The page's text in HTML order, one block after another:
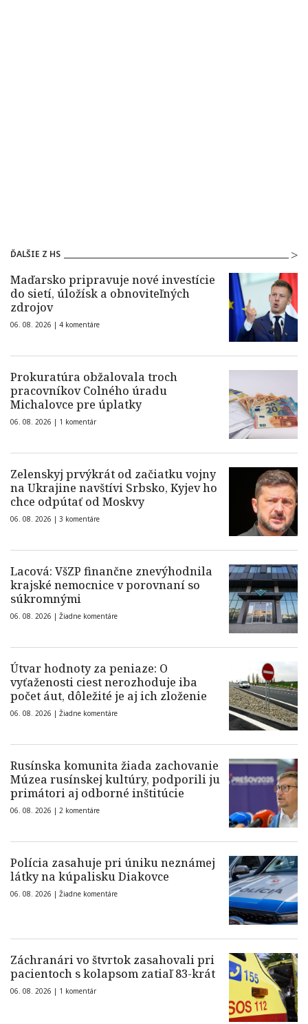
ĎALŠIE Z HS
Maďarsko pripravuje nové investície
do sietí, úložísk a obnoviteľných
zdrojov
06. 08. 2026 | 4 komentáre
Prokuratúra obžalovala troch
pracovníkov Colného úradu
Michalovce pre úplatky
06. 08. 2026 | 1 komentár
Zelenskyj prvýkrát od začiatku vojny
na Ukrajine navštívi Srbsko, Kyjev ho
chce odpútať od Moskvy
06. 08. 2026 | 3 komentáre
Lacová: VšZP finančne znevýhodnila
krajské nemocnice v porovnaní so
súkromnými
06. 08. 2026 | Žiadne komentáre
Útvar hodnoty za peniaze: O
vyťaženosti ciest nerozhoduje iba
počet áut, dôležité je aj ich zloženie
06. 08. 2026 | Žiadne komentáre
Rusínska komunita žiada zachovanie
Múzea rusínskej kultúry, podporili ju
primátori aj odborné inštitúcie
06. 08. 2026 | 2 komentáre
Polícia zasahuje pri úniku neznámej
látky na kúpalisku Diakovce
06. 08. 2026 | Žiadne komentáre
Záchranári vo štvrtok zasahovali pri
pacientoch s kolapsom zatiaľ 83-krát
06. 08. 2026 | 1 komentár